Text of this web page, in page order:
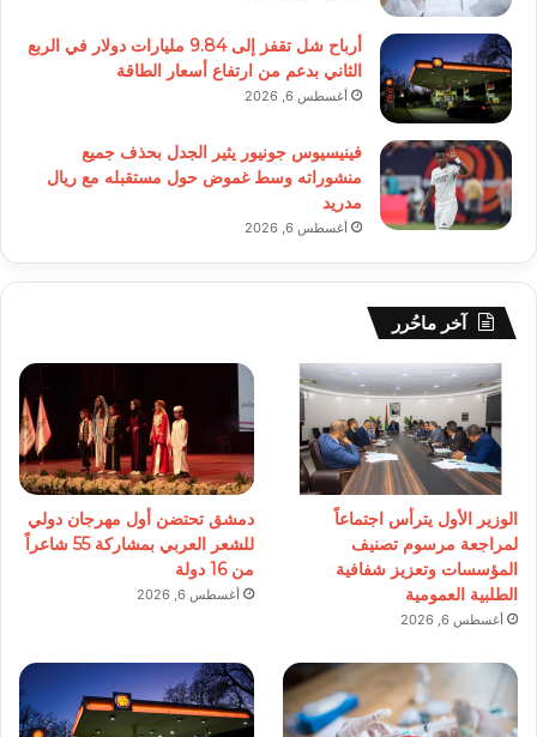
أرباح شل تقفز إلى 9.84 مليارات دولار في الربع
الثاني بدعم من ارتفاع أسعار الطاقة
أغسطس 6, 2026
فينيسيوس جونيور يثير الجدل بحذف جميع
منشوراته وسط غموض حول مستقبله مع ريال
مدريد
أغسطس 6, 2026
آخر ماحُرر
الوزير الأول يترأس اجتماعاً
لمراجعة مرسوم تصنيف
المؤسسات وتعزيز شفافية
الطلبية العمومية
أغسطس 6, 2026
دمشق تحتضن أول مهرجان دولي
للشعر العربي بمشاركة 55 شاعراً
من 16 دولة
أغسطس 6, 2026